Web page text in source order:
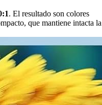
. El resultado son colores
que mantiene intacta la